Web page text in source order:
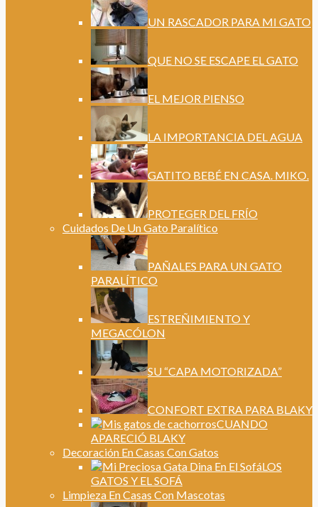
UN RASCADOR PARA MI GATO
QUE NO SE ESCAPE EL GATO
EL MEJOR PIENSO
LA IMPORTANCIA DEL AGUA
GATITO BEBÉ EN CASA. MIKO.
PROTEGER DEL FRÍO
Cuidados De Un Gato Paralítico
PAÑALES PARA UN GATO
PARALÍTICO
ESTREÑIMIENTO Y
MEGACÓLON
SU “CAPA MOTORIZADA”
CONFORT EXTRA PARA BLAKY
CUANDO
APARECIÓ BLAKY
Decoración En Casas Con Gatos
LOS
GATOS Y EL SOFÁ
Limpieza En Casas Con Mascotas